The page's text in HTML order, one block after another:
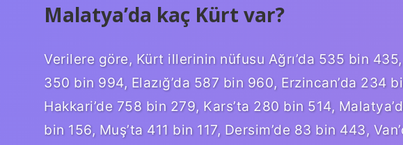
Malatya’da kaç Kürt var?
Verilere göre, Kürt illerinin nüfusu Ağrı’da 535 bin
350 bin 994, Elazığ’da 587 bin 960, Erzincan’da 234
Hakkari’de 758 bin 279, Kars’ta 280 bin 514,
bin 156, Muş’ta 411 bin 117, Dersim’de 83 bin 443,